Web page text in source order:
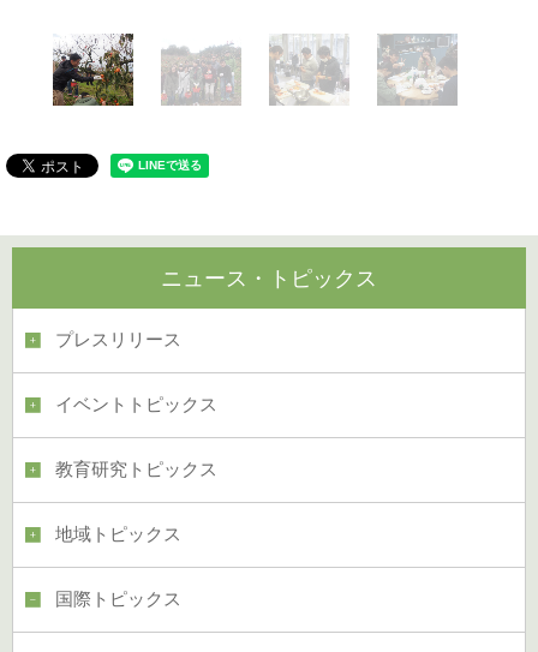
ニュース・トピックス
プレスリリース
イベントトピックス
教育研究トピックス
地域トピックス
国際トピックス